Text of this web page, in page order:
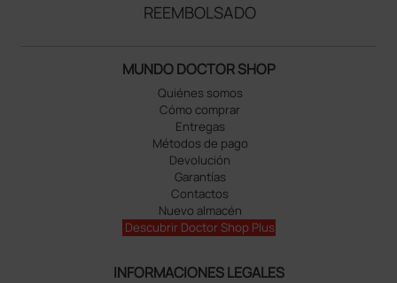
REEMBOLSADO
MUNDO DOCTOR SHOP
Quiénes somos
Cómo comprar
Entregas
Métodos de pago
Devolución
Garantías
Contactos
Nuevo almacén
Descubrir Doctor Shop Plus
INFORMACIONES LEGALES